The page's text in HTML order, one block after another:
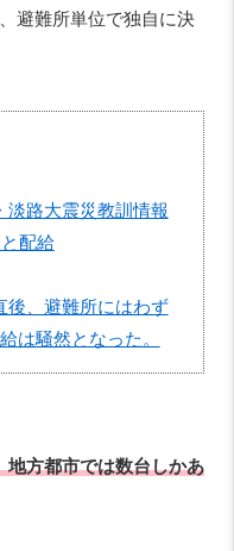
避難所単位で独自に決
淡路大震災教訓情報
配給
後、避難所にはわず
は騒然となった。
地方都市では数台しかあ